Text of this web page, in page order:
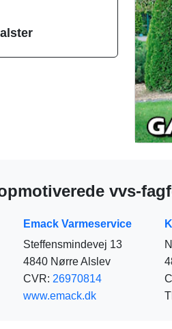
vvs-
Emack Varmeservice
Steffensmindevej 13
4840 Nørre Alslev
CVR: 26970814
www.emack.dk